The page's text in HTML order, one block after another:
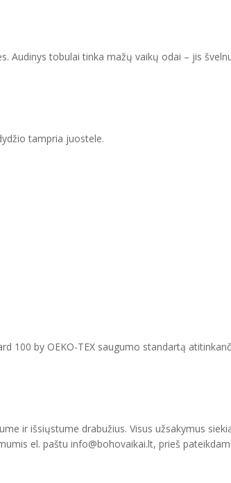
Audinys tobulai tinka mažų vaikų odai – jis
tampria juostele.
100 by OEKO-TEX saugumo standartą
ir išsiųstume drabužius. Visus užsakymus
el. paštu info@bohovaikai.lt, prieš